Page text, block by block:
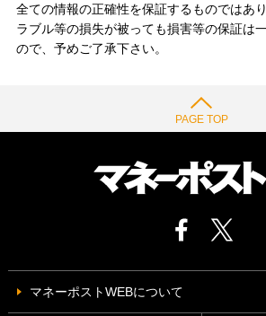
全ての情報の正確性を保証するものではあ
ラブル等の損失が被っても損害等の保証は
ので、予めご了承下さい。
PAGE TOP
マネーポストWEBについて